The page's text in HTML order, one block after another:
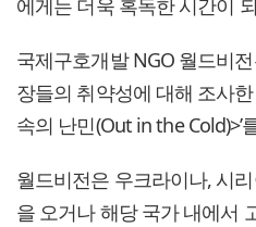
에게는 더욱 혹독한 시간이
국제구호개발 NGO 월드비
장들의 취약성에 대해 조사
속의 난민(Out in the Cold)>’
월드비전은 우크라이나, 시
을 오거나 해당 국가 내에서